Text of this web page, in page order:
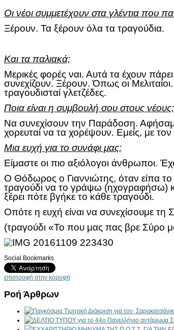
Οι νέοι συμμετέχουν στα γλέντια που
Ξέρουν. Τα ξέρουν όλα τα τραγούδια.
Και τα παλιακά;
Μερικές φορές ναι. Αυτά τα έχουν
συνεχίζουν. Ξέρουν. Όπως οι
τραγουδισταί γλετζέδες.
Ποια είναι η συμβουλή σου στους νέους;
Να συνεχίσουν την Παράδοση.
χορευταί να τα χορέψουν. Εμείς, με
Μια ευχή για το συνάφι μας;
Είμαστε οι πιο αξιόλογοι άνθρωποι.
Ο Θόδωρος ο Γιαννιώτης, όταν είπα
τραγούδι να το γράψω (ηχογραφήσω)
ξέρει πότε βγήκε το κάθε τραγούδι.
Οπότε η ευχή είναι να συνεχίσουμε
(τραγούδι «Το που μας πας βρε Σύρο
Social Bookmarks
επιστροφή στην κορυφή
Ροή Άρθρων